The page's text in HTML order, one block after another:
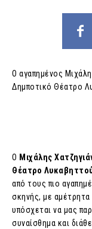
Ο αγαπημένος
Δημποτικό Θέατρο
Ο Μιχάλης
Θέατρο
από τους πιο
σκηνής, με αμέτρητα
υπόσχεται να μας
συναίσθημα και